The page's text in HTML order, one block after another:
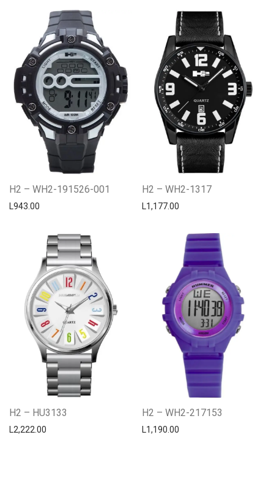
H2 – WH2-191526-001
L943.00
H2 – WH2-1317
L1,177.00
H2 – HU3133
L2,222.00
H2 – WH2-217153
L1,190.00